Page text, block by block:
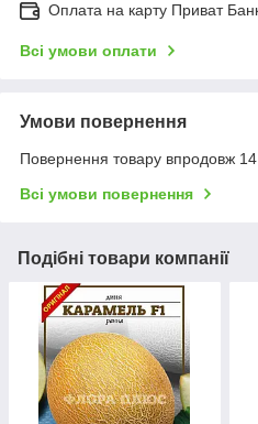
Оплата на карту Приват
Всі умови оплати
Умови повернення
Повернення товару впродовж 14
Всі умови повернення
Подібні товари компанії